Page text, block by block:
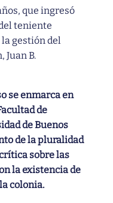
que ingresó
teniente
gestión del
B.
se enmarca en
de
de Buenos
de la pluralidad
sobre las
la existencia de
colonia.